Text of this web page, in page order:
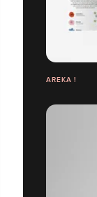
AREKA !